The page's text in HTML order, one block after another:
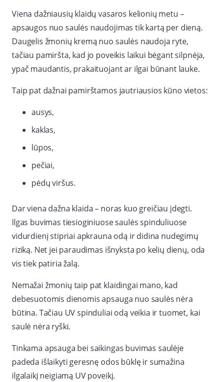
Viena dažniausių klaidų vasaros kelionių metu –
apsaugos nuo saulės naudojimas tik kartą per dieną.
Daugelis žmonių kremą nuo saulės naudoja ryte,
tačiau pamiršta, kad jo poveikis laikui bėgant silpnėja,
ypač maudantis, prakaituojant ar ilgai būnant lauke.
Taip pat dažnai pamirštamos jautriausios kūno vietos:
ausys,
kaklas,
lūpos,
pečiai,
pėdų viršus.
Dar viena dažna klaida – noras kuo greičiau įdegti.
Ilgas buvimas tiesioginiuose saulės spinduliuose
vidurdienį stipriai apkrauna odą ir didina nudegimų
riziką. Net jei paraudimas išnyksta po kelių dienų, oda
vis tiek patiria žalą.
Nemažai žmonių taip pat klaidingai mano, kad
debesuotomis dienomis apsauga nuo saulės nėra
būtina. Tačiau UV spinduliai odą veikia ir tuomet, kai
saulė nėra ryški.
Tinkama apsauga bei saikingas buvimas saulėje
padeda išlaikyti geresnę odos būklę ir sumažina
ilgalaikį neigiamą UV poveikį.